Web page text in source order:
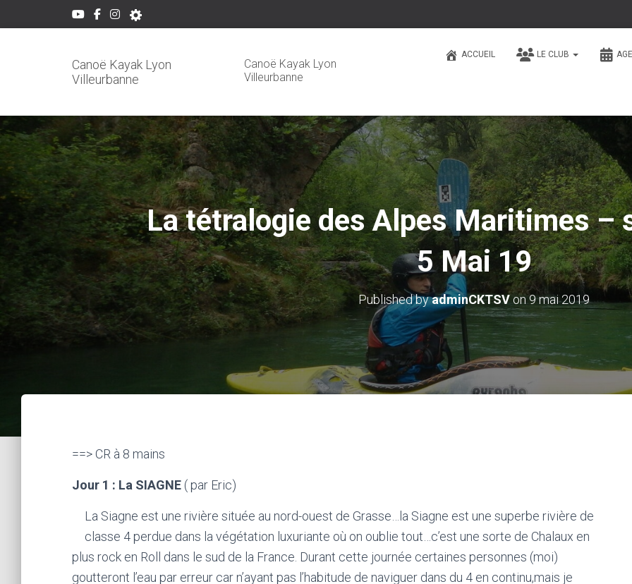
Canoë Kayak Lyon
Villeurbanne
Canoë Kayak Lyon
Villeurbanne
ACCUEIL LE CLUB
La tétralogie des Alpes Maritimes –
5 Mai 19
Published byadminCKTSVon 9 mai 2019
==> CR à 8 mains
Jour 1 : La SIAGNE ( par Eric)
La Siagne est une rivière située au nord-ouest de Grasse…la Siagne est une superbe rivière de
classe 4 perdue dans la végétation luxuriante où on oublie tout…c’est une sorte de Chalaux en
plus rock en Roll dans le sud de la France. Durant cette journée certaines personnes (moi)
goutteront l’eau par erreur car n’ayant pas l’habitude de naviguer dans du 4 en continu,mais je